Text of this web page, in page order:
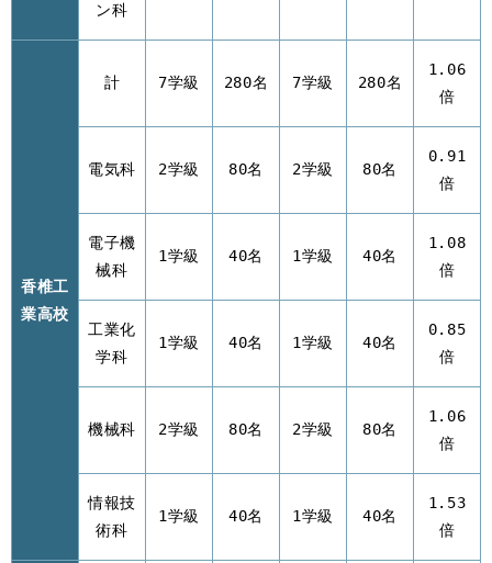
ン科
香椎工
業高校
計 7学級 280名 7学級 280名
1.06
倍
電気科 2学級 80名 2学級 80名
0.91
倍
電子機
械科
1学級 40名 1学級 40名
1.08
倍
工業化
学科
1学級 40名 1学級 40名
0.85
倍
機械科 2学級 80名 2学級 80名
1.06
倍
情報技
術科
1学級 40名 1学級 40名
1.53
倍